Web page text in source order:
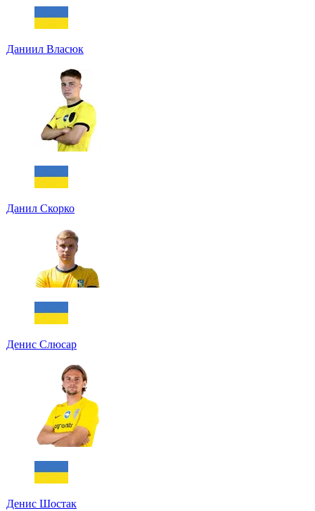
Даниил Власюк
Данил Скорко
Денис Слюсар
Денис Шостак